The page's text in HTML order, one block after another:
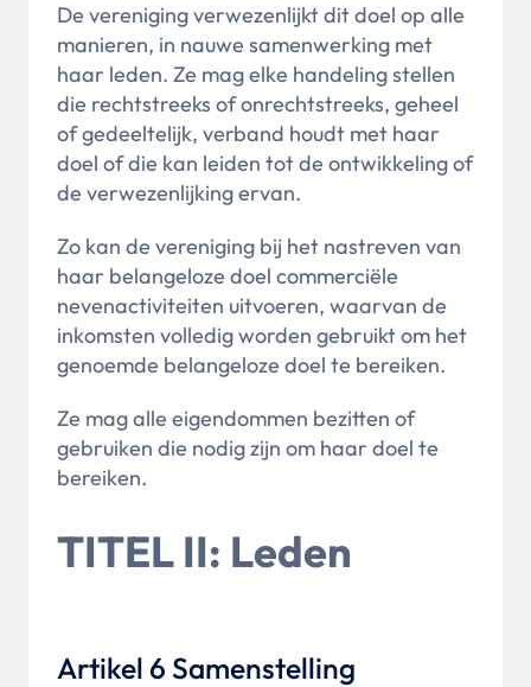
De vereniging verwezenlijkt dit doel op alle
manieren, in nauwe samenwerking met
haar leden. Ze mag elke handeling stellen
die rechtstreeks of onrechtstreeks, geheel
of gedeeltelijk, verband houdt met haar
doel of die kan leiden tot de ontwikkeling of
de verwezenlijking ervan.
Zo kan de vereniging bij het nastreven van
haar belangeloze doel commerciële
nevenactiviteiten uitvoeren, waarvan de
inkomsten volledig worden gebruikt om het
genoemde belangeloze doel te bereiken.
Ze mag alle eigendommen bezitten of
gebruiken die nodig zijn om haar doel te
bereiken.
TITEL II: Leden
Artikel 6 Samenstelling